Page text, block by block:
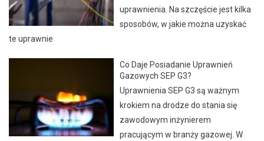
uprawnienia. Na szczęście jest kilka
sposobów, w jakie można uzyskać
te uprawnie
Co Daje Posiadanie Uprawnień
Gazowych SEP G3?
Uprawnienia SEP G3 są ważnym
krokiem na drodze do stania się
zawodowym inżynierem
pracującym w branży gazowej. W